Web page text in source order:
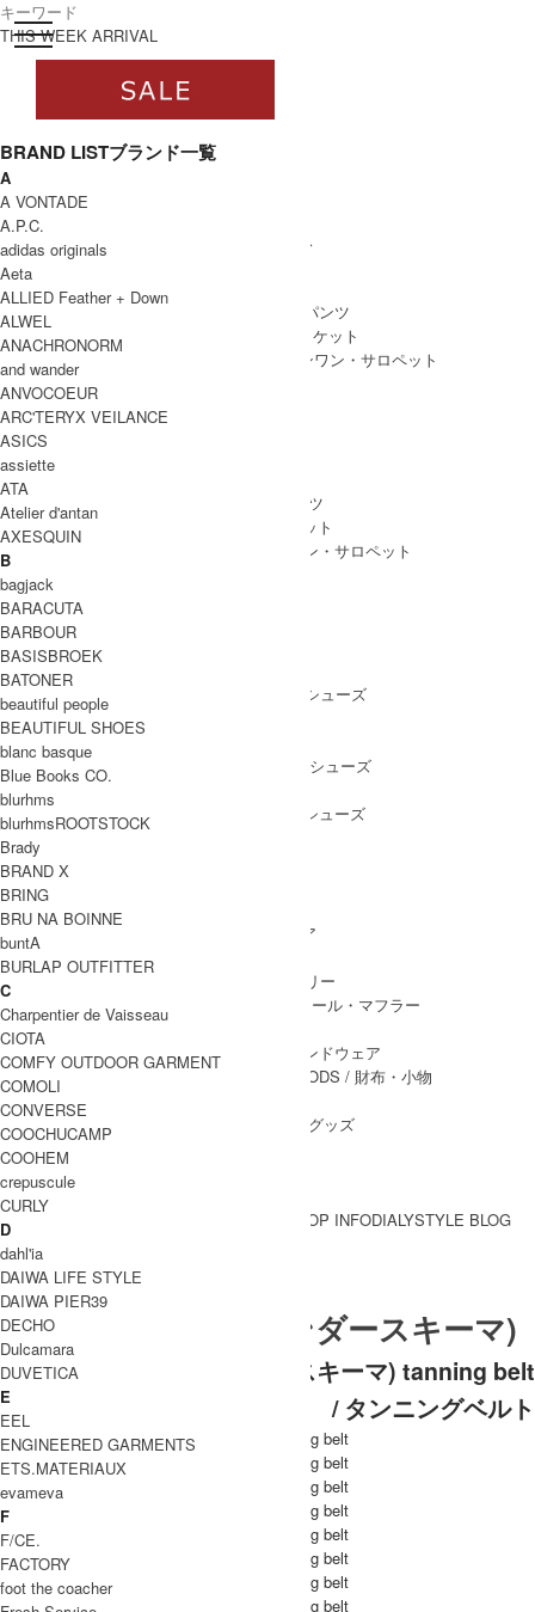
toggle navigation
ログイン
すべて
WOMEN
WOMEN ALL ITEM
/ ワンピース
SKIRT
BOTTOMS
/ ボトムス・パンツ
/ アウター・ジャケット
/ オールインワン・サロペット
MEN
MEN ALL ITEM
/ ボトムス・パンツ
/ アウター・ジャケット
/ オールインワン・サロペット
SHOES
SHOES ALL ITEM
/ ドレスシューズ
BOOTS
PUMPS
/ バレエシューズ
OTHER SHOES
/ その他シューズ
GOODS
GOODS ALL ITEM
/ 帽子・ヘッドウェア
BAG
ACCESSARY
/ アクセサリー
/ ストール・マフラー
LEG WEAR
HAND WEAR
/ 手袋・ハンドウェア
WALLET&GENERAL GOODS / 財布・小物
/ その他グッズ
BRAND一覧
BRAND一覧
SHOP INFODIALYSTYLE BLOG
Hender Scheme (エンダースキーマ)
Hender Scheme (エンダースキーマ) tanning belt
/ タンニングベルト
THIS WEEK ARRIVAL
BRAND LISTブランド一覧
A
A VONTADE
A.P.C.
adidas originals
Aeta
ALLIED Feather + Down
ALWEL
ANACHRONORM
and wander
ANVOCOEUR
ARC'TERYX VEILANCE
ASICS
assiette
ATA
Atelier d'antan
AXESQUIN
B
bagjack
BARACUTA
BARBOUR
BASISBROEK
BATONER
beautiful people
BEAUTIFUL SHOES
blanc basque
Blue Books CO.
blurhms
blurhmsROOTSTOCK
Brady
BRAND X
BRING
BRU NA BOINNE
buntA
BURLAP OUTFITTER
C
Charpentier de Vaisseau
CIOTA
COMFY OUTDOOR GARMENT
COMOLI
CONVERSE
COOCHUCAMP
COOHEM
crepuscule
CURLY
D
dahl'ia
DAIWA LIFE STYLE
DAIWA PIER39
DECHO
Dulcamara
DUVETICA
E
EEL
ENGINEERED GARMENTS
ETS.MATERIAUX
evameva
F
F/CE.
FACTORY
foot the coacher